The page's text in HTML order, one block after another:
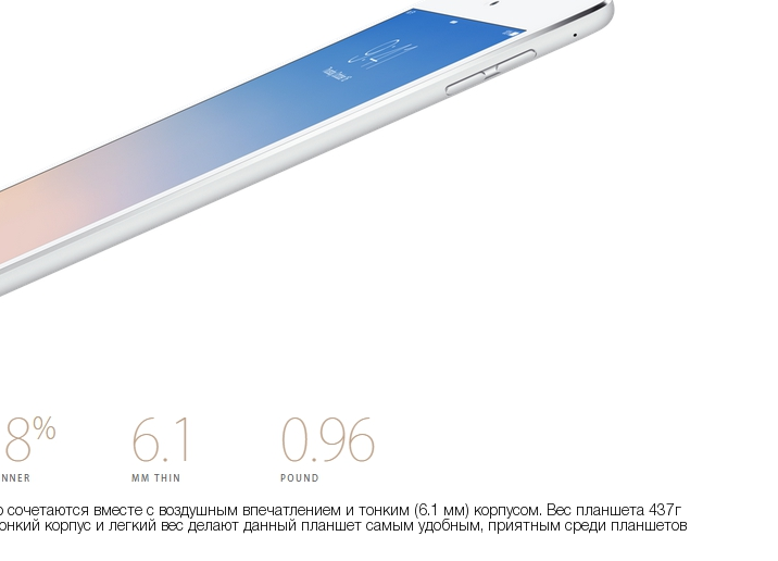
сочетаются вместе с воздушным впечатлением и тонким (6.1 мм) корпусом. Вес планшета 437г
корпус и легкий вес делают данный планшет самым удобным, приятным среди планшетов